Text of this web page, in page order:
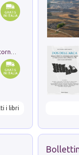
i libri